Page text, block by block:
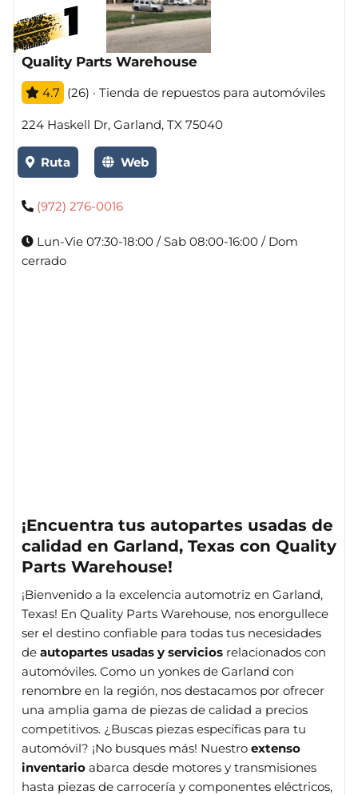
Quality Parts Warehouse
4.7 (26) · Tienda de repuestos para automóviles
224 Haskell Dr, Garland, TX 75040
Ruta Web
(972) 276-0016
Lun-Vie 07:30-18:00 / Sab 08:00-16:00 / Dom
cerrado
¡Encuentra tus autopartes usadas de
calidad en Garland, Texas con Quality
Parts Warehouse!
¡Bienvenido a la excelencia automotriz en Garland,
Texas! En Quality Parts Warehouse, nos enorgullece
ser el destino confiable para todas tus necesidades
de autopartes usadas y servicios relacionados con
automóviles. Como un yonkes de Garland con
renombre en la región, nos destacamos por ofrecer
una amplia gama de piezas de calidad a precios
competitivos. ¿Buscas piezas específicas para tu
automóvil? ¡No busques más! Nuestro extenso
inventario abarca desde motores y transmisiones
hasta piezas de carrocería y componentes eléctricos,